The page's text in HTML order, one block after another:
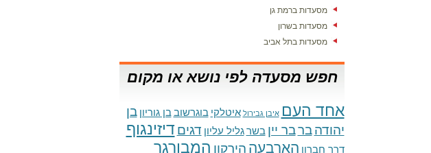
מסעדות ברמת גן
מסעדות בשרון
מסעדות בתל אביב
חפש מסעדה לפי נושא או מקום
אחד העם איבן גבירול איטלקי בוגרשוב בן גוריון בן
יהודה ברבר יין בשר גליל עליון דגים דיזינגוף
דרך חברון הארבעה הירקון המבורגר